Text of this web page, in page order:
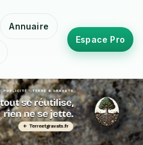
Annuaire
Espace Pro